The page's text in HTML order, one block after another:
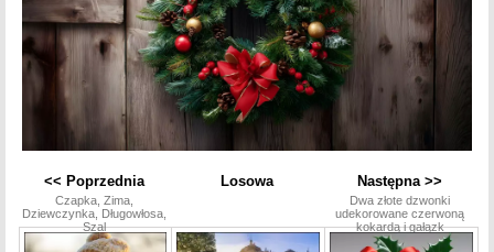
<< Poprzednia
Czapka, Zima,
Dziewczynka, Długowłosa,
Szal
Losowa Następna >>
Dwa złote dzwonki
udekorowane czerwoną
kokardą i gałązk